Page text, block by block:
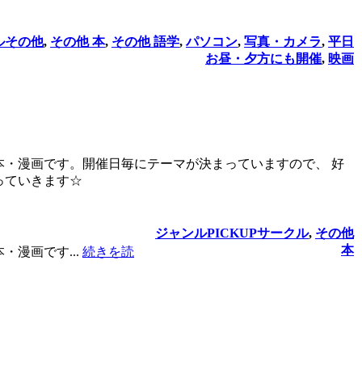
その他, その他 本, その他 語学,パソコン, 写真・カメラ, 平日
お昼・夕方にも開催, 映画
漫画です。開催日毎にテーマが決まっていますので、 好
ていきます☆
漫画です... 続きを読
ジャンルPICKUPサークル, その他
本